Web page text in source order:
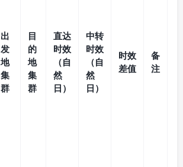
出
发
地
集
群
目
的
地
集
群
直达
时效
（自
然
日）
中转
时效
（自
然
日）
时效
差值
备
注